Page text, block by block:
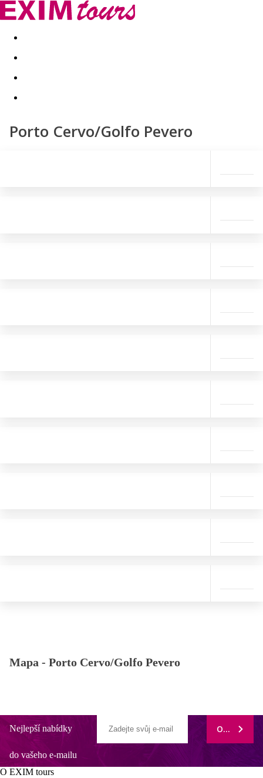
Akční nabídky Last minute
Porto Cervo/Golfo Pevero
Mapa - Porto Cervo/Golfo Pevero
Nejlepší nabídky
do vašeho e-mailu
ODEBÍRAT
O EXIM tours